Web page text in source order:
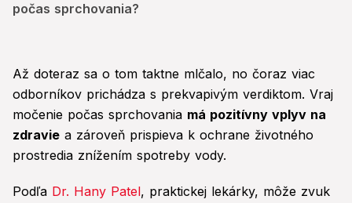
počas sprchovania?
Až doteraz sa o tom taktne mlčalo, no čoraz viac
odborníkov prichádza s prekvapivým verdiktom. Vraj
močenie počas sprchovania má pozitívny vplyv na
zdravie a zároveň prispieva k ochrane životného
prostredia znížením spotreby vody.
Podľa Dr. Hany Patel, praktickej lekárky, môže zvuk